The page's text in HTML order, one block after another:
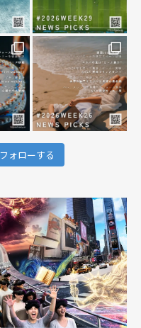
フォローする